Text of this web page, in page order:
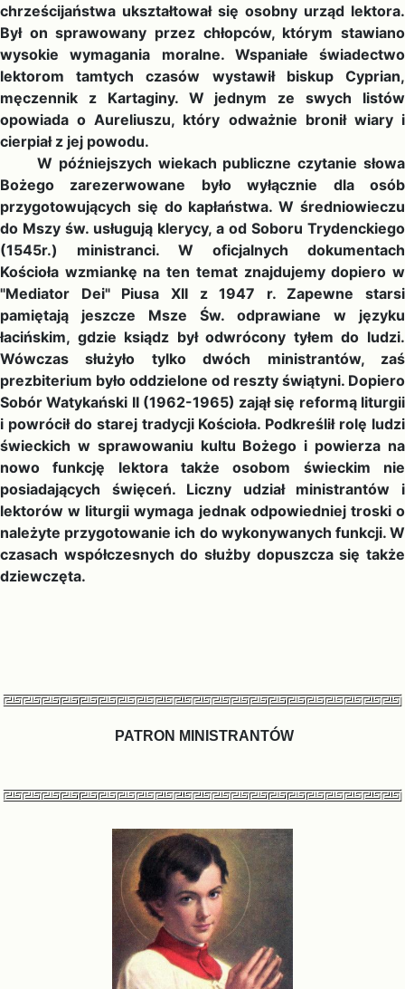
chrześcijaństwa ukształtował się osobny urząd lektora.
Był on sprawowany przez chłopców, którym stawiano
wysokie wymagania moralne. Wspaniałe świadectwo
lektorom tamtych czasów wystawił biskup Cyprian,
męczennik z Kartaginy. W jednym ze swych listów
opowiada o Aureliuszu, który odważnie bronił wiary i
cierpiał z jej powodu.
W późniejszych wiekach publiczne czytanie słowa
Bożego zarezerwowane było wyłącznie dla osób
przygotowujących się do kapłaństwa. W średniowieczu
do Mszy św. usługują klerycy, a od Soboru Trydenckiego
(1545r.) ministranci. W oficjalnych dokumentach
Kościoła wzmiankę na ten temat znajdujemy dopiero w
"Mediator Dei" Piusa XII z 1947 r. Zapewne starsi
pamiętają jeszcze Msze Św. odprawiane w języku
łacińskim, gdzie ksiądz był odwrócony tyłem do ludzi.
Wówczas służyło tylko dwóch ministrantów, zaś
prezbiterium było oddzielone od reszty świątyni. Dopiero
Sobór Watykański II (1962-1965) zajął się reformą liturgii
i powrócił do starej tradycji Kościoła. Podkreślił rolę ludzi
świeckich w sprawowaniu kultu Bożego i powierza na
nowo funkcję lektora także osobom świeckim nie
posiadających święceń. Liczny udział ministrantów i
lektorów w liturgii wymaga jednak odpowiedniej troski o
należyte przygotowanie ich do wykonywanych funkcji. W
czasach współczesnych do służby dopuszcza się także
dziewczęta.
PATRON MINISTRANTÓW